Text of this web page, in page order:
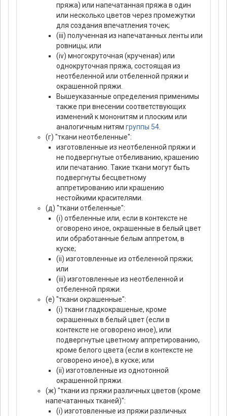
пряжа) или напечатанная пряжа в один
или несколько цветов через промежутки
для создания впечатления точек;
(iii) полученная из напечатанных ленты или
ровницы; или
(iv) многокруточная (крученая) или
однокруточная пряжа, состоящая из
неотбеленной или отбеленной пряжи и
окрашенной пряжи.
Вышеуказанные определения применимы
также при внесении соответствующих
изменений к мононитям и плоским или
аналогичным нитям группы 54
(г) "ткани неотбеленные":
изготовленные из неотбеленной пряжи и
не подвергнутые отбеливанию, крашению
или печатанию. Такие ткани могут быть
подвергнуты бесцветному
аппретированию или крашению
нестойкими красителями.
(д) "ткани отбеленные":
(i) отбеленные или, если в контексте не
оговорено иное, окрашенные в белый цвет
или обработанные белым аппретом, в
куске;
(ii) изготовленные из отбеленной пряжи;
или
(iii) изготовленные из неотбеленной и
отбеленной пряжи.
(е) "ткани окрашенные":
(i) ткани гладкокрашеные, кроме
окрашенных в белый цвет (если в
контексте не оговорено иное), или
подвергнутые цветному аппретированию,
кроме белого цвета (если в контексте не
оговорено иное), в куске; или
(ii) изготовленные из однотонной
окрашенной пряжи.
(ж) "ткани из пряжи различных цветов (кроме
напечатанных тканей)":
(i) изготовленные из пряжи различных